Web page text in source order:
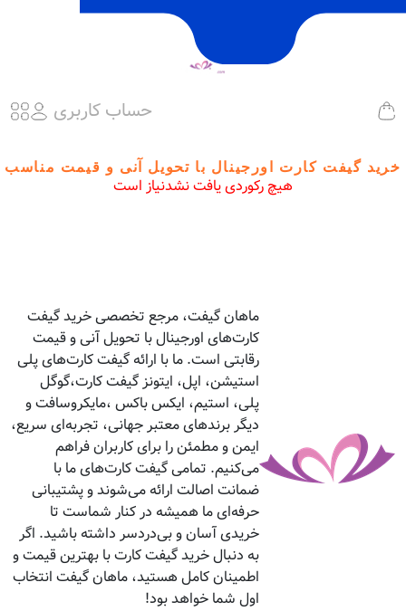
حساب کاربری
خرید گیفت کارت اورجینال با تحویل آنی و قیمت مناسب
هیچ رکوردی یافت نشدنیاز است
ماهان گیفت، مرجع تخصصی خرید گیفت
کارت‌های اورجینال با تحویل آنی و قیمت
رقابتی است. ما با ارائه گیفت کارت‌های پلی
استیشن، اپل، ایتونز گیفت کارت،گوگل
پلی، استیم، ایکس باکس ،مایکروسافت و
دیگر برندهای معتبر جهانی، تجربه‌ای سریع،
ایمن و مطمئن را برای کاربران فراهم
می‌کنیم. تمامی گیفت کارت‌های ما با
ضمانت اصالت ارائه می‌شوند و پشتیبانی
حرفه‌ای ما همیشه در کنار شماست تا
خریدی آسان و بی‌دردسر داشته باشید. اگر
به دنبال خرید گیفت کارت با بهترین قیمت و
اطمینان کامل هستید، ماهان گیفت انتخاب
اول شما خواهد بود!